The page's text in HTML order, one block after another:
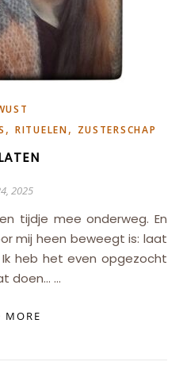
, RITUELEN, ZUSTERSCHAP
2025
mij heen beweegt is: laat
heb het even opgezocht
doen… …
MORE